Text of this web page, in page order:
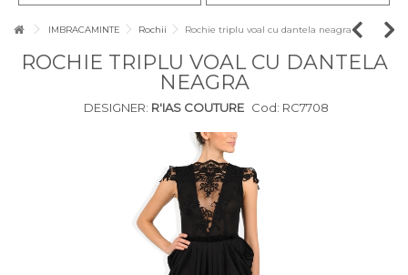
IMBRACAMINTE Rochii Rochie triplu voal cu dantela neagra
ROCHIE TRIPLU VOAL CU DANTELA
NEAGRA
DESIGNER: R'IAS COUTURE Cod: RC7708